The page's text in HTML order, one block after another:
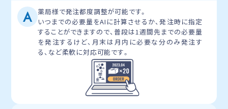
薬局様で発注都度調整が可能です。
いつまでの必要量をAIに計算させるか、発注時に指定
することができますので、普段は1週間先までの必要量
を発注するけど、月末は月内に必要な分のみ発注す
る、など柔軟に対応可能です。